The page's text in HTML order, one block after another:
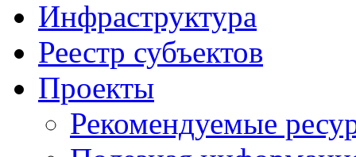
Инфраструктура
Реестр субъектов
Проекты
Рекомендуемые